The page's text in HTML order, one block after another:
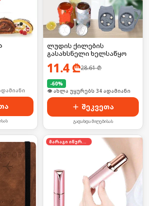
39-მა
ლუდის ქილების
გასახსნელი ხელსაწყო
11.4₾28.61₾
-60%
🛒 ბოლო 24სთ-ში იყიდა 51-მა
შეკვეთა
გადახდა მიღებისას
მარაგი იწურება